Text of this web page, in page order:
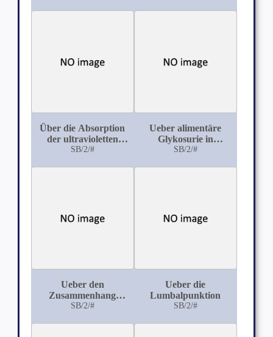
Über die Absorption
der ultravioletten
Strahlung in Ozon
SB/2/#
Ueber alimentäre
Glykosurie in
Krankheiten und über
SB/2/#
Ueber den
Zusammenhang
zwischen Asthma und
SB/2/#
Ueber die
Lumbalpunktion
SB/2/#